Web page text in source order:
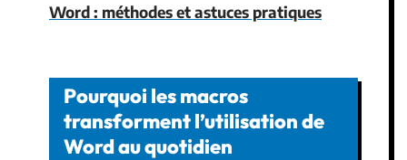
Word : méthodes et astuces pratiques
Pourquoi les macros
transforment l’utilisation de
Word au quotidien